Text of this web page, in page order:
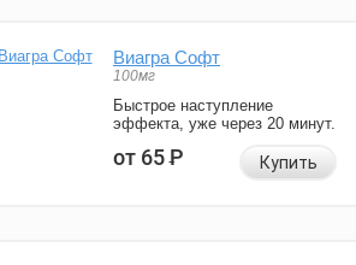
Виагра Софт
100мг
Быстрое наступление
эффекта, уже через 20 минут.
от 65Р Купить